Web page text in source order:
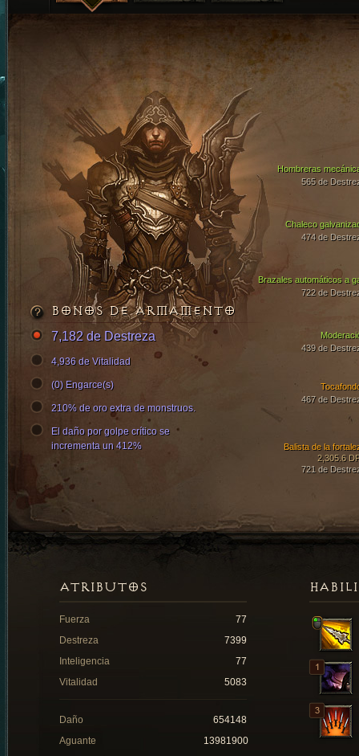
Chaleco
474 de
Brazales automáticos a
722 de
Hombreras
565 de
467 de
Balista de la
2,305.6
721 de
439 de
BONOS DE ARMAMENTO
7,182 de Destreza
4,936 de Vitalidad
(0) Engarce(s)
210% de oro extra de monstruos.
El daño por golpe crítico se
incrementa un 412%
ATRIBUTOS
Fuerza
77
Destreza
7399
Inteligencia
77
Vitalidad
5083
Daño
654148
Aguante
13981900